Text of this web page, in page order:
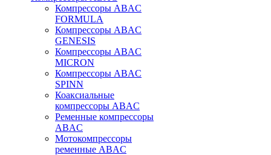
Компрессоры ABAC
FORMULA
Компрессоры ABAC
GENESIS
Компрессоры ABAC
MICRON
Компрессоры ABAC
SPINN
Коаксиальные
компрессоры ABAC
Ременные компрессоры
ABAC
Мотокомпрессоры
ременные ABAC